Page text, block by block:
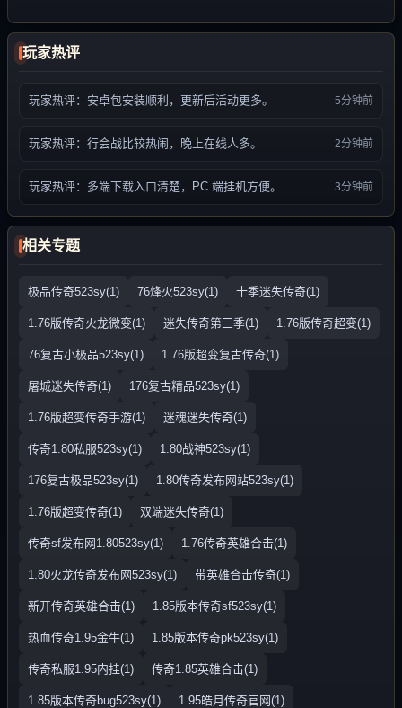
玩家热评
玩家热评：安卓包安装顺利，更新后活动更多。 5分钟前
玩家热评：行会战比较热闹，晚上在线人多。 2分钟前
玩家热评：多端下载入口清楚，PC 端挂机方便。 3分钟前
相关专题
极品传奇523sy(1) 76烽火523sy(1) 十季迷失传奇(1)
1.76版传奇火龙微变(1) 迷失传奇第三季(1) 1.76版传奇超变(1)
76复古小极品523sy(1) 1.76版超变复古传奇(1)
屠城迷失传奇(1) 176复古精品523sy(1)
1.76版超变传奇手游(1) 迷魂迷失传奇(1)
传奇1.80私服523sy(1) 1.80战神523sy(1)
176复古极品523sy(1) 1.80传奇发布网站523sy(1)
1.76版超变传奇(1) 双端迷失传奇(1)
传奇sf发布网1.80523sy(1) 1.76传奇英雄合击(1)
1.80火龙传奇发布网523sy(1) 带英雄合击传奇(1)
新开传奇英雄合击(1) 1.85版本传奇sf523sy(1)
热血传奇1.95金牛(1) 1.85版本传奇pk523sy(1)
传奇私服1.95内挂(1) 传奇1.85英雄合击(1)
1.85版本传奇bug523sy(1) 1.95皓月传奇官网(1)